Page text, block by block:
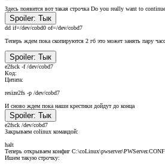
Здесь появится вот такая строчка Do you really want to
Spoiler: Тык
dd if=/dev/cobd0 of=/dev/cobd7
Теперь ждем пока скопируются 2 гб это может занять пару
Spoiler: Тык
e2fsck -f /dev/cobd7
Код:
Цитата:
resize2fs -p /dev/cobd7
И сново ждем пока наши крестики дойдут до конца
Spoiler: Тык
e2fsck /dev/cobd7
Закрываем colinux командой:
halt
Теперь открываем конфиг C:\coLinux\pwserver\PWServer.CONF
Ишем такую строчку: